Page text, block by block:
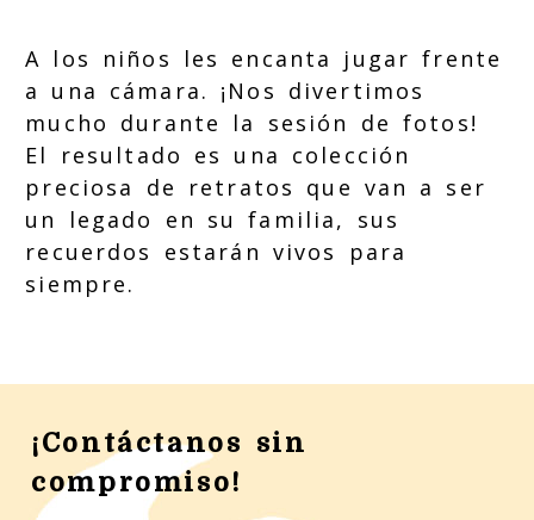
A los niños les encanta jugar frente
a una cámara. ¡Nos divertimos
mucho durante la sesión de fotos!
El resultado es una colección
preciosa de retratos que van a ser
un legado en su familia, sus
recuerdos estarán vivos para
siempre.
¡Contáctanos sin
compromiso!